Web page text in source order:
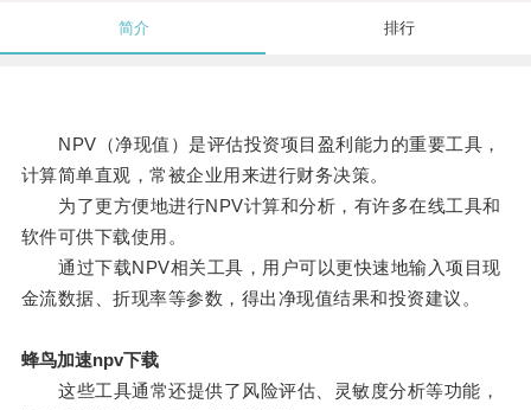
简介 排行
NPV（净现值）是评估投资项目盈利能力的重要工具，
计算简单直观，常被企业用来进行财务决策。
为了更方便地进行NPV计算和分析，有许多在线工具和
软件可供下载使用。
通过下载NPV相关工具，用户可以更快速地输入项目现
金流数据、折现率等参数，得出净现值结果和投资建议。
蜂鸟加速npv下载
这些工具通常还提供了风险评估、灵敏度分析等功能，